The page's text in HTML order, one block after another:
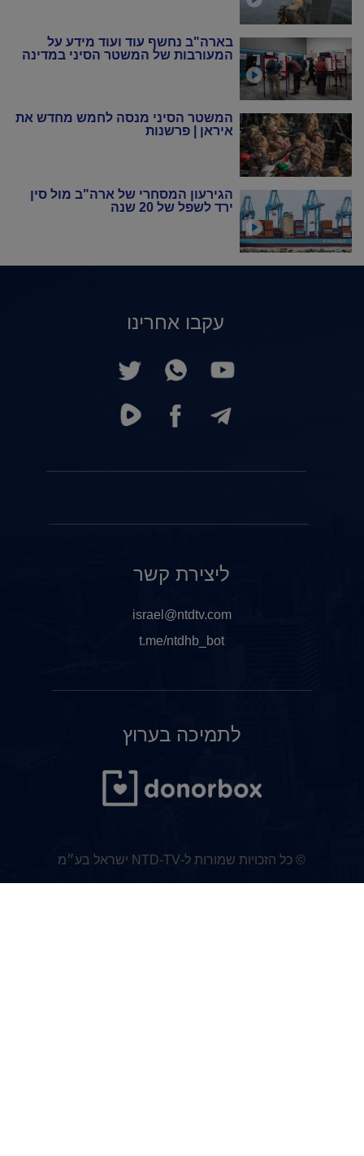
בארה"ב נחשף עוד ועוד מידע על
המעורבות של המשטר הסיני במדינה
המשטר הסיני מנסה לחמש מחדש את
איראן | פרשנות
הגירעון המסחרי של ארה"ב מול סין
ירד לשפל של 20 שנה
עקבו אחרינו
לתמיכה בערוץ
ליצירת קשר
israel@ntdtv.com
t.me/ntdhb_bot
© כל הזכויות שמורות ל-NTD-TV ישראל בע״מ